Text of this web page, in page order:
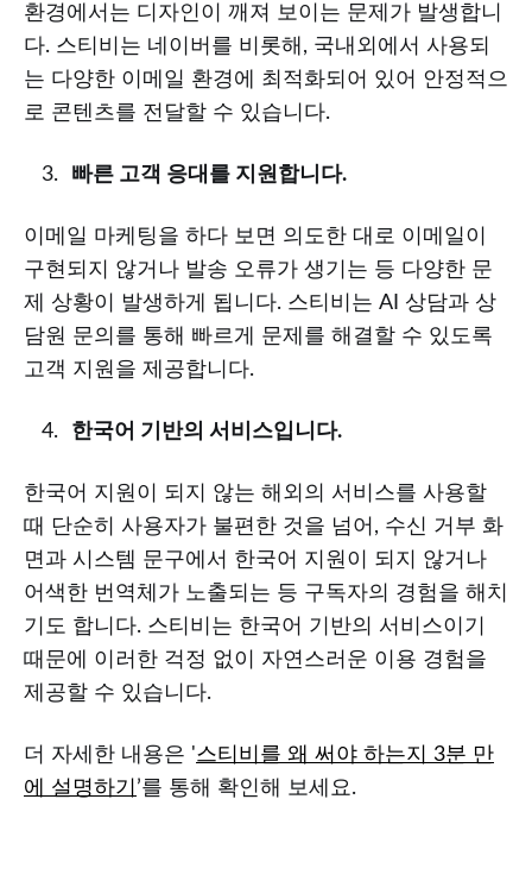
환경에서는 디자인이 깨져 보이는 문제가 발생합니
다. 스티비는 네이버를 비롯해, 국내외에서 사용되
는 다양한 이메일 환경에 최적화되어 있어 안정적으
로 콘텐츠를 전달할 수 있습니다.
빠른 고객 응대를 지원합니다.
이메일 마케팅을 하다 보면 의도한 대로 이메일이
구현되지 않거나 발송 오류가 생기는 등 다양한 문
제 상황이 발생하게 됩니다. 스티비는 AI 상담과 상
담원 문의를 통해 빠르게 문제를 해결할 수 있도록
고객 지원을 제공합니다.
한국어 기반의 서비스입니다.
한국어 지원이 되지 않는 해외의 서비스를 사용할
때 단순히 사용자가 불편한 것을 넘어, 수신 거부 화
면과 시스템 문구에서 한국어 지원이 되지 않거나
어색한 번역체가 노출되는 등 구독자의 경험을 해치
기도 합니다. 스티비는 한국어 기반의 서비스이기
때문에 이러한 걱정 없이 자연스러운 이용 경험을
제공할 수 있습니다.
더 자세한 내용은 '스티비를 왜 써야 하는지 3분 만
에 설명하기 ’를 통해 확인해 보세요.